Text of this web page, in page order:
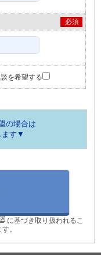
必須
を希望する
の場合は
ます▼
に基づき取り扱われるこ
。